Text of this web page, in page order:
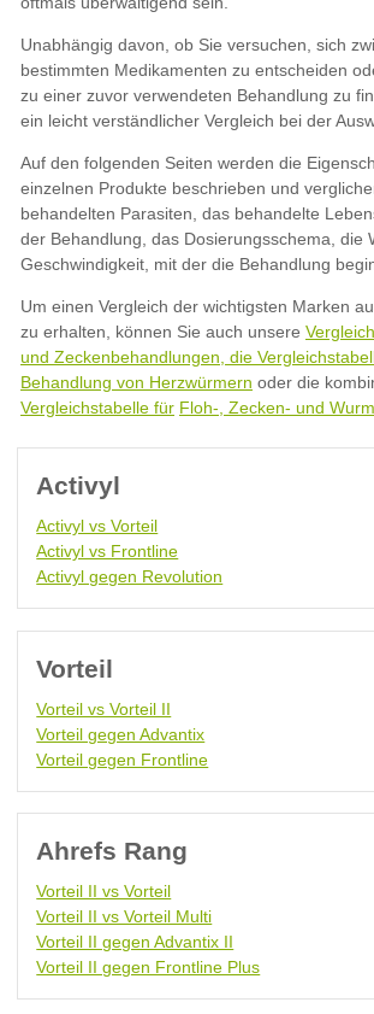
und Zeckenbehandlungen, die
Behandlung von Herzwürmern
Vergleichstabelle für Floh-, Zecken- und
Activyl
Activyl vs Vorteil
Activyl vs Frontline
Activyl gegen Revolution
Vorteil
Vorteil vs Vorteil II
Vorteil gegen Advantix
Vorteil gegen Frontline
Ahrefs Rang
Vorteil II vs Vorteil
Vorteil II vs Vorteil Multi
Vorteil II gegen Advantix II
Vorteil II gegen Frontline Plus